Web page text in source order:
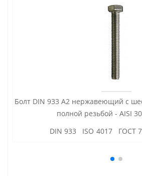
Болт DIN 933 А2 нержавеющий с
полной резьбой - AISI
DIN 933 ISO 4017 ГОСТ